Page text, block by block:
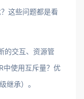
这些问题都是看
的交互、资源管
中使用互斥量？优
继承）。